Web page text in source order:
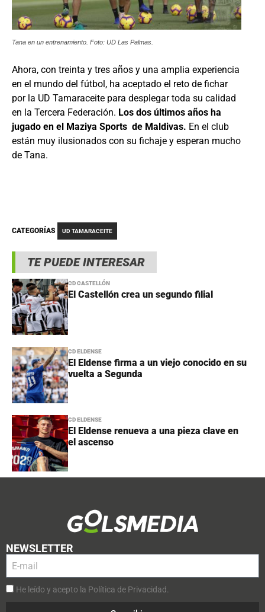
TE PUEDE INTERESAR
CD CASTELLÓN
El Castellón crea un segundo filial
CD ELDENSE
El Eldense firma a un viejo conocido en su
vuelta a Segunda
CD ELDENSE
El Eldense renueva a una pieza clave en
el ascenso
Tana en un entrenamiento. Foto: UD Las Palmas.
Ahora, con treinta y tres años y una amplia experiencia
en el mundo del fútbol, ha aceptado el reto de fichar
por la UD Tamaraceite para desplegar toda su calidad
en la Tercera Federación. Los dos últimos años ha
jugado en el Maziya Sports de Maldivas. En el club
están muy ilusionados con su fichaje y esperan mucho
de Tana.
CATEGORÍAS UD TAMARACEITE
NEWSLETTER
He leído y acepto la Política de Privacidad.